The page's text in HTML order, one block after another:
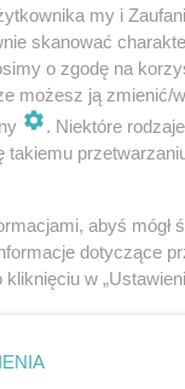
porady lekarskiej.
nie ponoszą
w rozumieniu art. 3
my i
skanować
o zgodę na
możesz ją
. Niektóre
abyś
dotyczące
kliknięciu w